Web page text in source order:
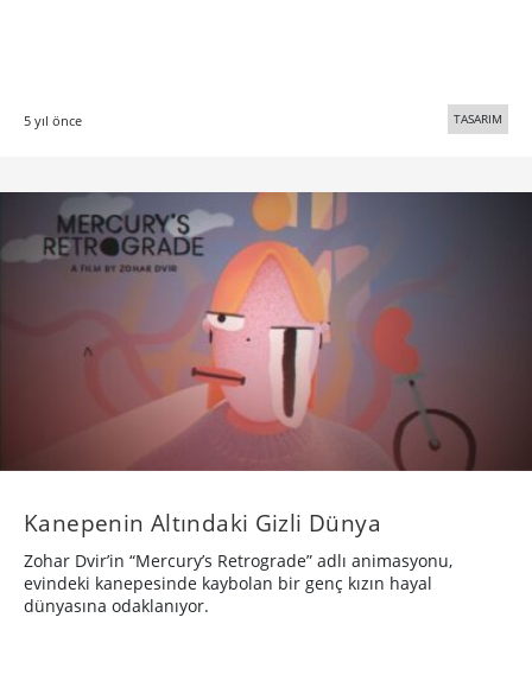
5 yıl önce TASARIM
Kanepenin Altındaki Gizli Dünya
Zohar Dvir’in “Mercury’s Retrograde” adlı animasyonu,
evindeki kanepesinde kaybolan bir genç kızın hayal
dünyasına odaklanıyor.